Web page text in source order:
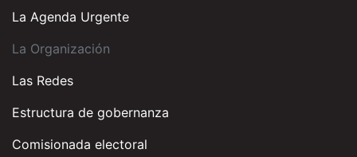
La Agenda Urgente
La Organización
Las Redes
Estructura de gobernanza
Comisionada electoral